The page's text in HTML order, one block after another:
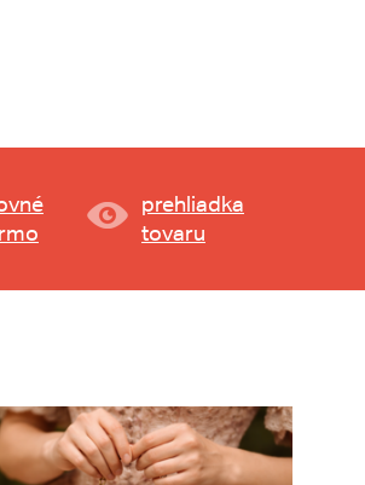
prehliadka
tovaru